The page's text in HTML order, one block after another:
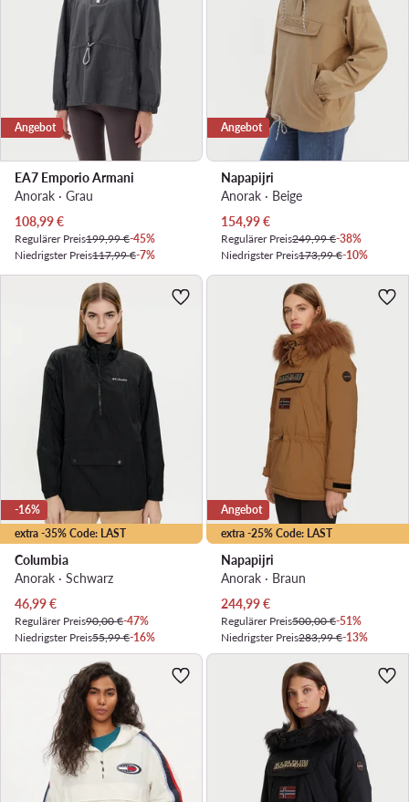
Angebot
EA7 Emporio Armani
Anorak · Grau
Aktueller Preis
108,99€
Regulärer Preis199,99 €-45%
Niedrigster Preis117,99 €-7%
Angebot
Napapijri
Anorak · Beige
Aktueller Preis
154,99€
Regulärer Preis249,99 €-38%
Niedrigster Preis173,99 €-10%
extra -35% Code: LAST
-16%
Columbia
Anorak · Schwarz
Aktueller Preis
46,99€
Regulärer Preis90,00 €-47%
Niedrigster Preis55,99 €-16%
extra -25% Code: LAST
Angebot
Napapijri
Anorak · Braun
Aktueller Preis
244,99€
Regulärer Preis500,00 €-51%
Niedrigster Preis283,99 €-13%